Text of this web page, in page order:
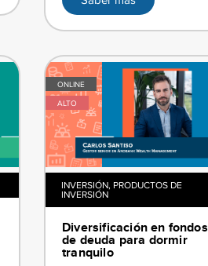
ONLINE
ALTO
INVERSIÓN, PRODUCTOS DE
INVERSIÓN
Diversificación en fondos
de deuda para dormir
tranquilo